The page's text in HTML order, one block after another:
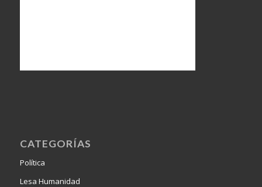
CATEGORÍAS
Política
Lesa Humanidad